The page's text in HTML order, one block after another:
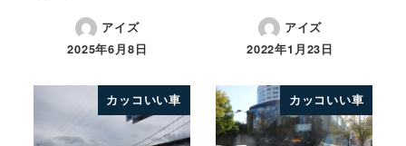
アイズ
2025年6月8日
アイズ
2022年1月23日
カッコいい車 カッコいい車